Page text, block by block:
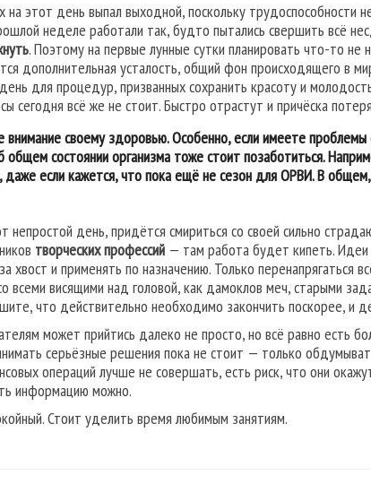
на этот день выпал выходной, поскольку трудоспособности
неделе работали так, будто пытались свершить всё
. Поэтому на первые лунные сутки планировать что-то не
дополнительная усталость, общий фон происходящего в
для процедур, призванных сохранить красоту и
сегодня всё же не стоит. Быстро отрастут и причёска
внимание своему здоровью. Особенно, если имеете проблемы
общем состоянии организма тоже стоит позаботиться.
даже если кажется, что пока ещё не сезон для ОРВИ. В
непростой день, придётся смириться со своей сильно
творческих профессий — там работа будет кипеть. Идеи
хвост и применять по назначению. Только перенапрягаться
всеми висящими над головой, как дамоклов меч, старыми
что действительно необходимо закончить поскорее, и
может прийтись далеко не просто, но всё равно есть
серьёзные решения пока не стоит — только
операций лучше не совершать, есть риск, что они
информацию можно.
Стоит уделить время любимым занятиям.